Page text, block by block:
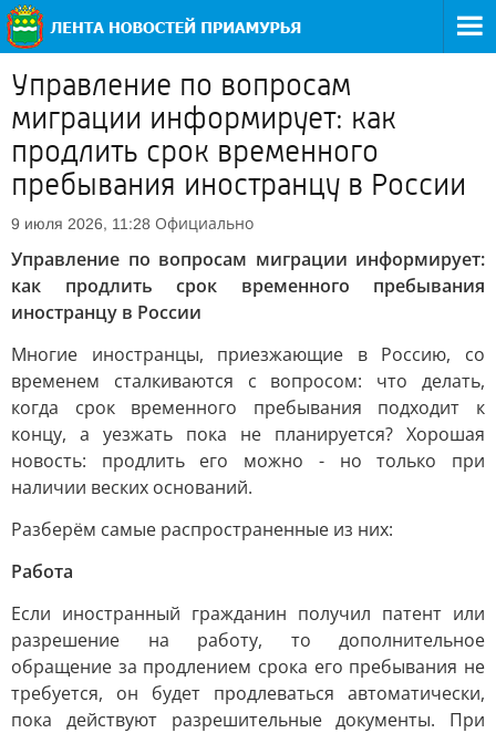
Управление по вопросам
миграции информирует: как
продлить срок временного
пребывания иностранцу в России
9 июля 2026, 11:28 Официально
Управление по вопросам миграции информирует:
как продлить срок временного пребывания
иностранцу в России
Многие иностранцы, приезжающие в Россию, со
временем сталкиваются с вопросом: что делать,
когда срок временного пребывания подходит к
концу, а уезжать пока не планируется? Хорошая
новость: продлить его можно - но только при
наличии веских оснований.
Разберём самые распространенные из них:
Работа
Если иностранный гражданин получил патент или
разрешение на работу, то дополнительное
обращение за продлением срока его пребывания не
требуется, он будет продлеваться автоматически,
пока действуют разрешительные документы. При